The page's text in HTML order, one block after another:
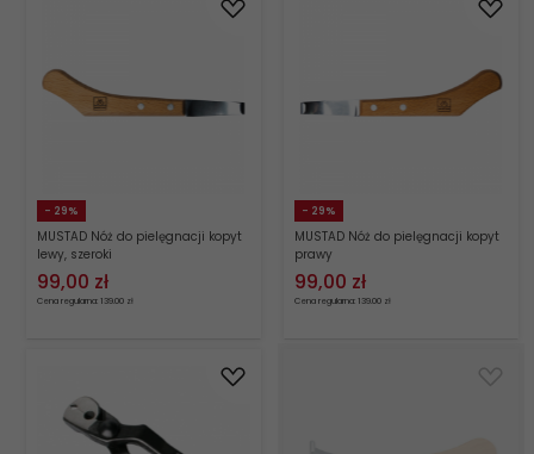
- 29%
MUSTAD Nóż do pielęgnacji kopyt
lewy, szeroki
99,00 zł
Cena regularna: 139.00 zł
- 29%
MUSTAD Nóż do pielęgnacji kopyt
prawy
99,00 zł
Cena regularna: 139.00 zł